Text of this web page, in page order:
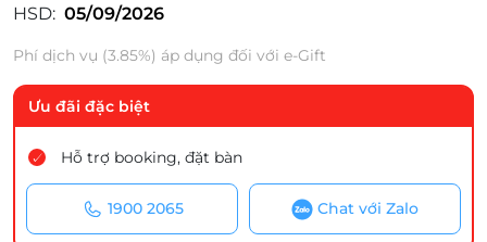
HSD: 05/09/2026
Phí dịch vụ (3.85%) áp dụng đối với e-Gift
Ưu đãi đặc biệt
Hỗ trợ booking, đặt bàn
1900 2065 Chat với Zalo